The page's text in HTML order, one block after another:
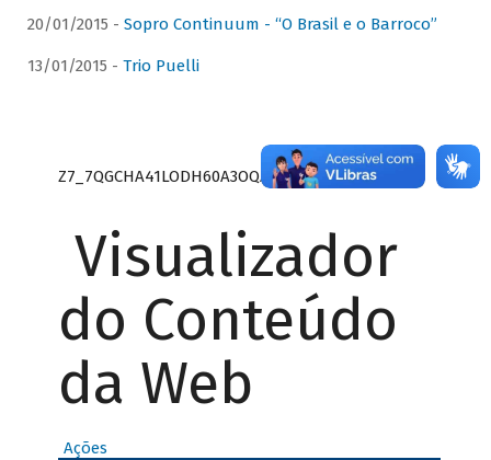
20/01/2015 - Sopro Continuum - “O Brasil e o Barroco”
13/01/2015 - Trio Puelli
Z7_7QGCHA41LODH60A3OQA8RN1415
Visualizador
do Conteúdo
da Web
Ações